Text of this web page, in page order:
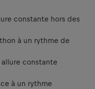
constante hors des
à un rythme de
constante
à un rythme